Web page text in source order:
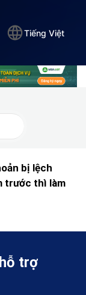
Tiếng Việt
bị lệch
trước thì làm
trợ